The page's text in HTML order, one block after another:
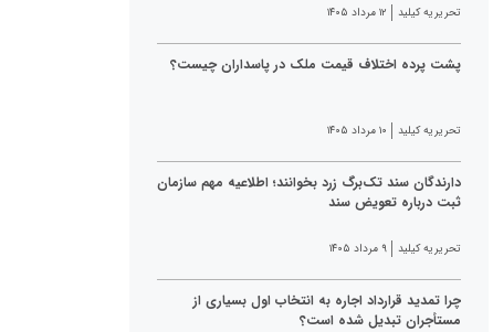
تحریریه کیلید ۱۲ مرداد ۱۴۰۵
پشت پرده اختلاف قیمت ملک در پاسداران چیست؟
تحریریه کیلید ۱۰ مرداد ۱۴۰۵
دارندگان سند تک‌برگ زرد بخوانند؛ اطلاعیه مهم سازمان
ثبت درباره تعویض سند
تحریریه کیلید ۹ مرداد ۱۴۰۵
چرا تمدید قرارداد اجاره به انتخاب اول بسیاری از
مستأجران تبدیل شده است؟